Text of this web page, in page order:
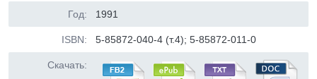
Год: 1991
ISBN: 5-85872-040-4 (т.4); 5-85872-011-0
Скачать: